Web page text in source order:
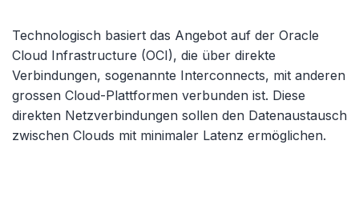
Technologisch basiert das Angebot auf der Oracle
Cloud Infrastructure (OCI), die über direkte
Verbindungen, sogenannte Interconnects, mit anderen
grossen Cloud-Plattformen verbunden ist. Diese
direkten Netzverbindungen sollen den Datenaustausch
zwischen Clouds mit minimaler Latenz ermöglichen.